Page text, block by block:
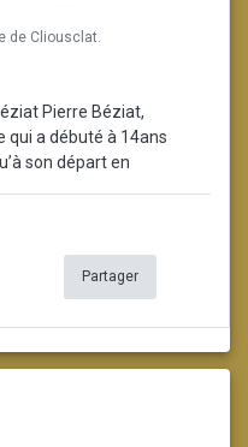
de Cliousclat.
Pierre Béziat,
qui a débuté à 14ans
son départ en
Partager